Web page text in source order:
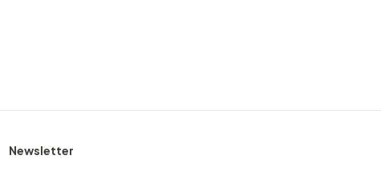
Newsletter